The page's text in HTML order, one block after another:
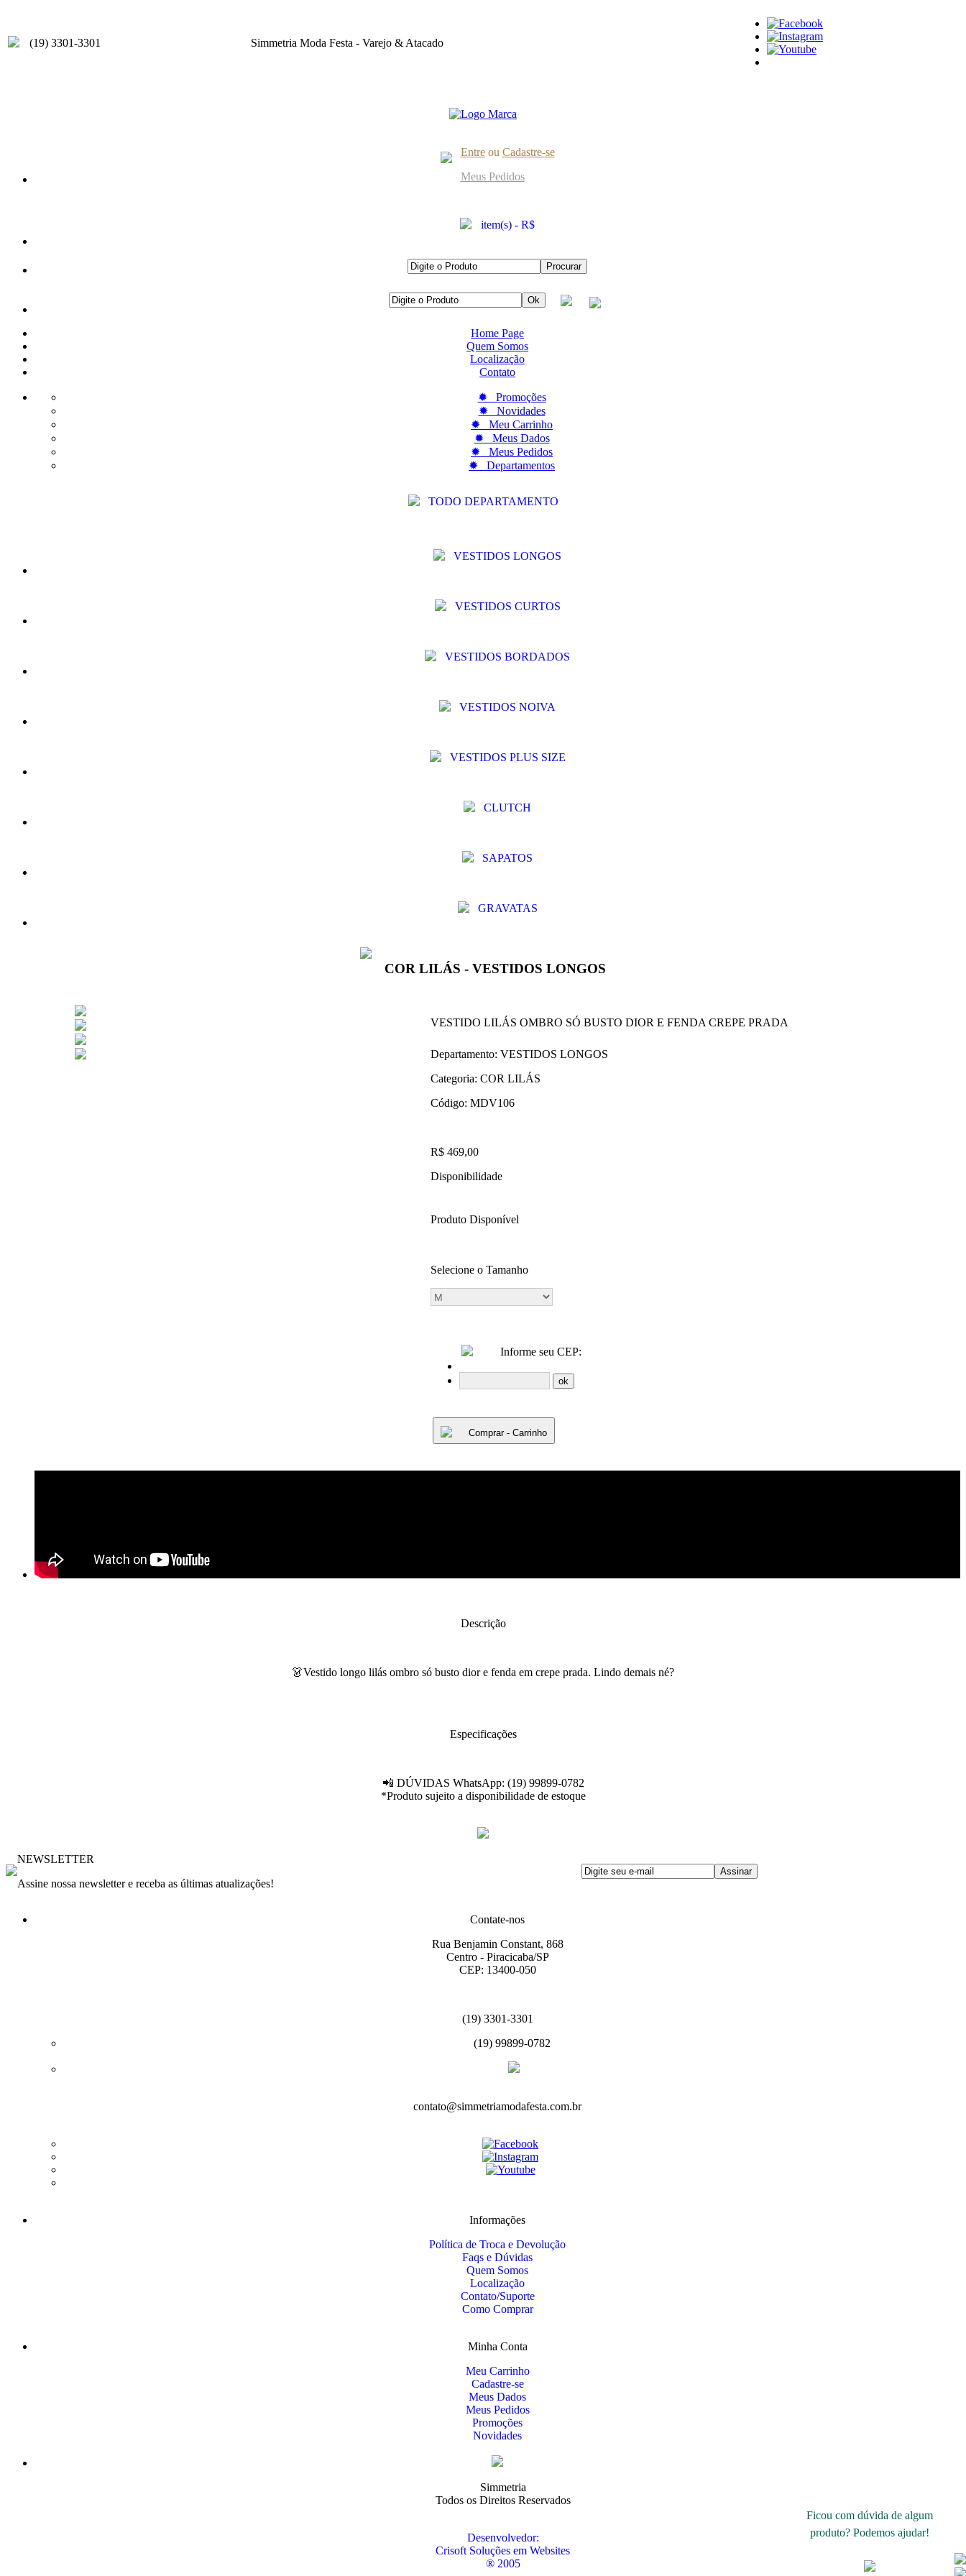
Ficou com dúvida de algum
produto? Podemos ajudar!
(19) 3301-3301 Simmetria Moda Festa - Varejo & Atacado
Entre ou Cadastre-se
Meus Pedidos
item(s) - R$
Home Page
Quem Somos
Localização
Contato
✹ Promoções
✹ Novidades
✹ Meu Carrinho
✹ Meus Dados
✹ Meus Pedidos
✹ Departamentos
TODO DEPARTAMENTO
VESTIDOS LONGOS
VESTIDOS CURTOS
VESTIDOS BORDADOS
VESTIDOS NOIVA
VESTIDOS PLUS SIZE
CLUTCH
SAPATOS
GRAVATAS
COR LILÁS - VESTIDOS LONGOS
VESTIDO LILÁS OMBRO SÓ BUSTO DIOR E FENDA CREPE PRADA
Departamento: VESTIDOS LONGOS
Categoria: COR LILÁS
Código: MDV106
R$ 469,00
Disponibilidade
Produto Disponível
Selecione o Tamanho
Informe seu CEP:
Comprar - Carrinho
Descrição
👗Vestido longo lilás ombro só busto dior e fenda em crepe prada. Lindo demais né?
Especificações
📲 DÚVIDAS WhatsApp: (19) 99899-0782
*Produto sujeito a disponibilidade de estoque
NEWSLETTER
Assine nossa newsletter e receba as últimas atualizações!
Contate-nos
Rua Benjamin Constant, 868
Centro - Piracicaba/SP
CEP: 13400-050
(19) 3301-3301
(19) 99899-0782
contato@simmetriamodafesta.com.br
Informações
Política de Troca e Devolução
Faqs e Dúvidas
Quem Somos
Localização
Contato/Suporte
Como Comprar
Minha Conta
Meu Carrinho
Cadastre-se
Meus Dados
Meus Pedidos
Promoções
Novidades
Simmetria
Todos os Direitos Reservados
Desenvolvedor:
Crisoft Soluções em Websites
® 2005